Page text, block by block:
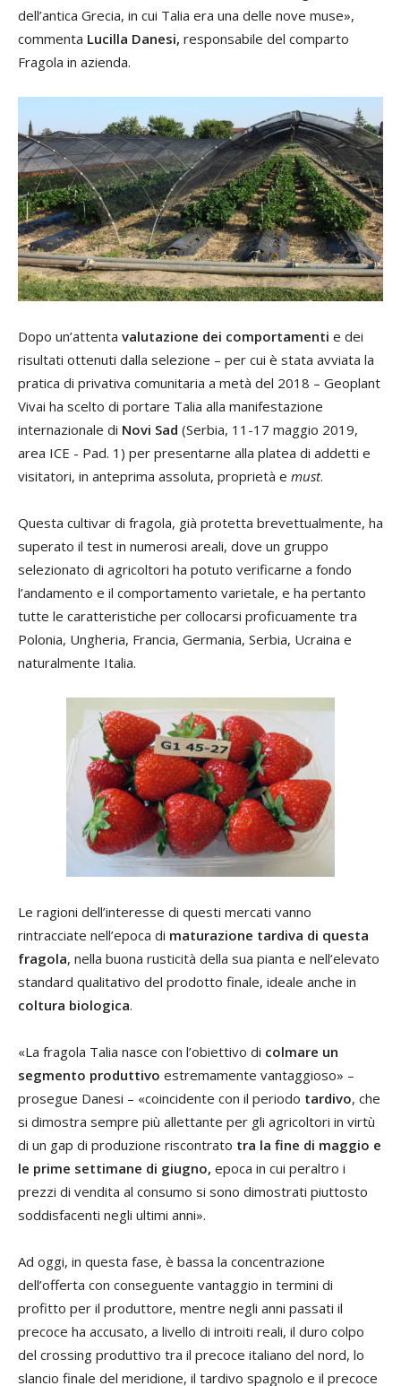
dell’antica Grecia, in cui Talia era una delle nove muse»,
commenta Lucilla Danesi, responsabile del comparto
Fragola in azienda.
Dopo un’attenta valutazione dei comportamenti e dei
risultati ottenuti dalla selezione – per cui è stata avviata la
pratica di privativa comunitaria a metà del 2018 – Geoplant
Vivai ha scelto di portare Talia alla manifestazione
internazionale di Novi Sad (Serbia, 11-17 maggio 2019,
area ICE - Pad. 1) per presentarne alla platea di addetti e
visitatori, in anteprima assoluta, proprietà e must.
Questa cultivar di fragola, già protetta brevettualmente, ha
superato il test in numerosi areali, dove un gruppo
selezionato di agricoltori ha potuto verificarne a fondo
l’andamento e il comportamento varietale, e ha pertanto
tutte le caratteristiche per collocarsi proficuamente tra
Polonia, Ungheria, Francia, Germania, Serbia, Ucraina e
naturalmente Italia.
Le ragioni dell’interesse di questi mercati vanno
rintracciate nell’epoca di maturazione tardiva di questa
fragola, nella buona rusticità della sua pianta e nell’elevato
standard qualitativo del prodotto finale, ideale anche in
coltura biologica.
«La fragola Talia nasce con l’obiettivo di colmare un
segmento produttivo estremamente vantaggioso» –
prosegue Danesi – «coincidente con il periodo tardivo, che
si dimostra sempre più allettante per gli agricoltori in virtù
di un gap di produzione riscontrato tra la fine di maggio e
le prime settimane di giugno, epoca in cui peraltro i
prezzi di vendita al consumo si sono dimostrati piuttosto
soddisfacenti negli ultimi anni».
Ad oggi, in questa fase, è bassa la concentrazione
dell’offerta con conseguente vantaggio in termini di
profitto per il produttore, mentre negli anni passati il
precoce ha accusato, a livello di introiti reali, il duro colpo
del crossing produttivo tra il precoce italiano del nord, lo
slancio finale del meridione, il tardivo spagnolo e il precoce